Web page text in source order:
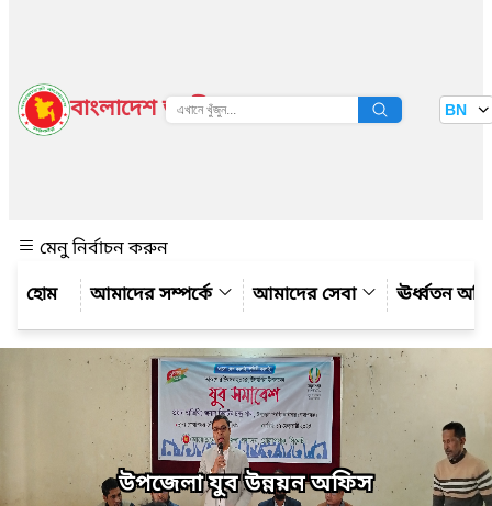
বাংলাদেশ জাতীয় তথ্য বাতায়ন BN
মেনু নির্বাচন করুন
আমাদের সম্পর্কে
আমাদের সেবা ঊর্ধ্বতন
উপজেলা যুব উন্নয়ন অফিস